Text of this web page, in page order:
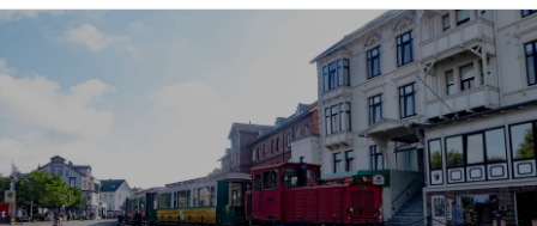
Borkum